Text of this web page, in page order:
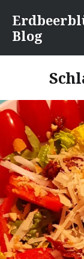
zum
InhaltBlog